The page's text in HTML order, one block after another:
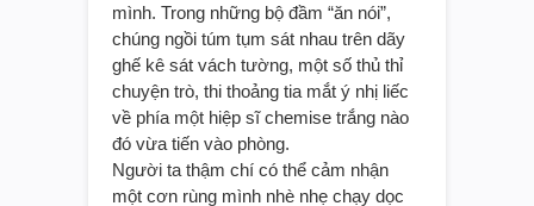
mình. Trong những bộ đầm “ăn nói”,
chúng ngồi túm tụm sát nhau trên dãy
ghế kê sát vách tường, một số thủ thỉ
chuyện trò, thi thoảng tia mắt ý nhị liếc
về phía một hiệp sĩ chemise trắng nào
đó vừa tiến vào phòng.
Người ta thậm chí có thể cảm nhận
một cơn rùng mình nhè nhẹ chạy dọc